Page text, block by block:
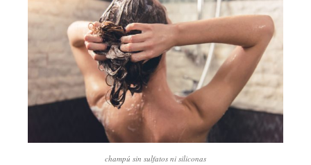
champú sin sulfatos ni siliconas